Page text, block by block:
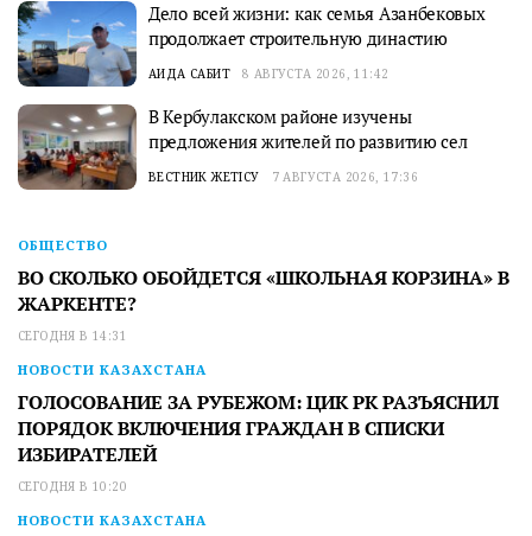
Дело всей жизни: как семья Азанбековых
продолжает строительную династию
АИДА САБИТ 8 АВГУСТА 2026, 11:42
В Кербулакском районе изучены
предложения жителей по развитию сел
ВЕСТНИК ЖЕТІСУ 7 АВГУСТА 2026, 17:36
ОБЩЕСТВО
ВО СКОЛЬКО ОБОЙДЕТСЯ «ШКОЛЬНАЯ КОРЗИНА» В
ЖАРКЕНТЕ?
СЕГОДНЯ В 14:31
НОВОСТИ КАЗАХСТАНА
ГОЛОСОВАНИЕ ЗА РУБЕЖОМ: ЦИК РК РАЗЪЯСНИЛ
ПОРЯДОК ВКЛЮЧЕНИЯ ГРАЖДАН В СПИСКИ
ИЗБИРАТЕЛЕЙ
СЕГОДНЯ В 10:20
НОВОСТИ КАЗАХСТАНА